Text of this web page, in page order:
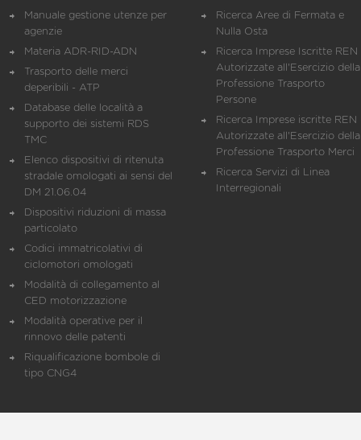
Manuale gestione utenze per
agenzie
Materia ADR-RID-ADN
Trasporto delle merci
deperibili - ATP
Database delle località a
supporto dei sistemi RDS
TMC
Elenco dispositivi di ritenuta
stradale omologati ai sensi del
DM 21.06.04
Dispositivi riduzioni di massa
particolato
Codici immatricolativi di
ciclomotori omologati
Modalità di collegamento al
CED motorizzazione
Modalità operative per il
rinnovo delle patenti
Riqualificazione bombole di
tipo CNG4
Ricerca Aree di Fermata e
Nulla Osta
Ricerca Imprese Iscritte REN
Autorizzate all'Esercizio della
Professione Trasporto
Persone
Ricerca Imprese iscritte REN
Autorizzate all'Esercizio della
Professione Trasporto Merci
Ricerca Servizi di Linea
Interregionali